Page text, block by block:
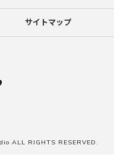
サイトマップ
ALL RIGHTS RESERVED.